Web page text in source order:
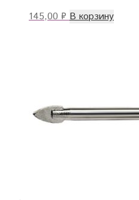
145,00₽ В корзину